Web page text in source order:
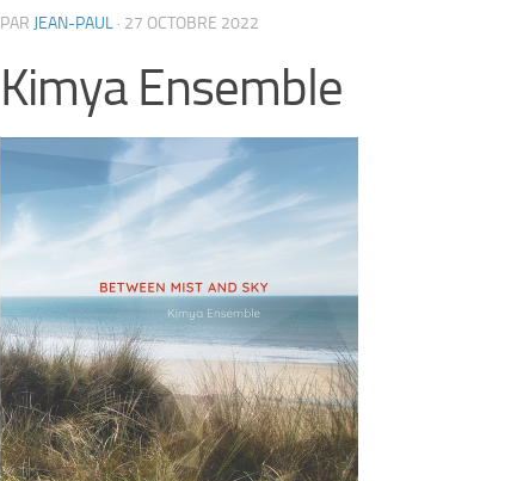
PAR JEAN-PAUL · 27 OCTOBRE 2022
Kimya Ensemble